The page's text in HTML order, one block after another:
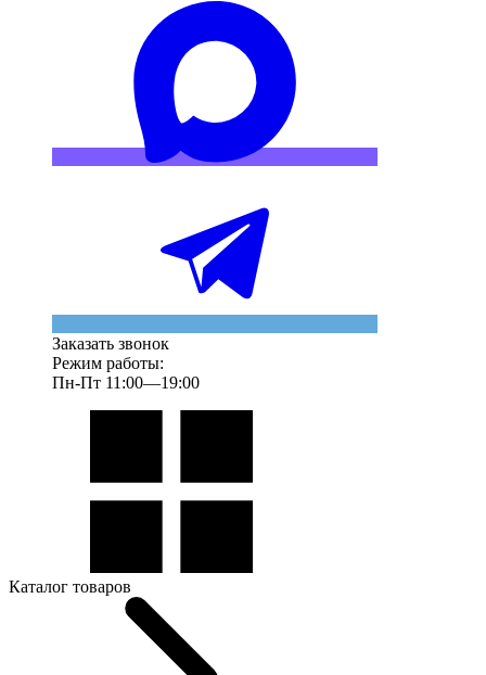
Заказать звонок
Режим работы:
Пн-Пт 11:00—19:00
Каталог товаров